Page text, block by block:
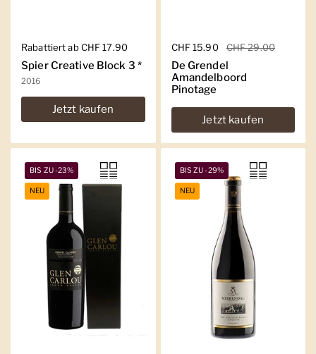
Regulärer Preis
Rabattiert ab CHF 17.90
Spier Creative Block 3 *
2016
Jetzt kaufen
Regulärer Preis
CHF 15.90 Sale-Preis
CHF 29.00
De Grendel
Amandelboord
Pinotage
Jetzt kaufen
BIS ZU -23%
NEU
BIS ZU -29%
NEU